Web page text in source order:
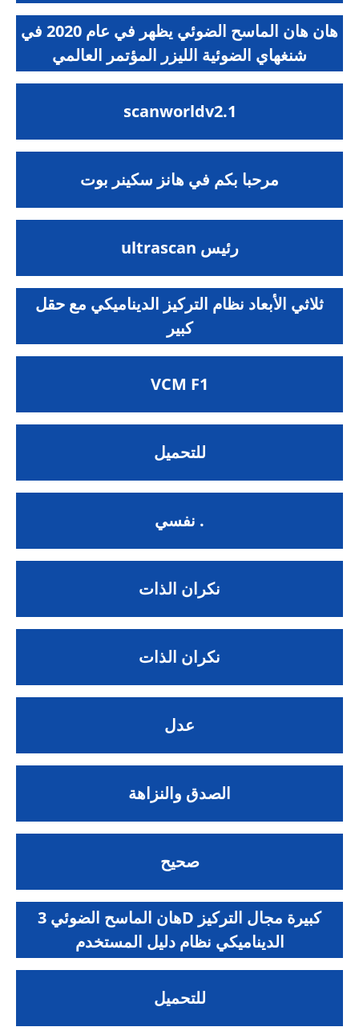
هان هان الماسح الضوئي يظهر في عام 2020 في
شنغهاي الضوئية الليزر المؤتمر العالمي
scanworldv2.1
مرحبا بكم في هانز سكينر بوت
ultrascan رئيس
ثلاثي الأبعاد نظام التركيز الديناميكي مع حقل
كبير
VCM F1
للتحميل
نفسي .
نكران الذات
نكران الذات
عدل
الصدق والنزاهة
صحيح
هان الماسح الضوئي 3D كبيرة مجال التركيز
الديناميكي نظام دليل المستخدم
للتحميل